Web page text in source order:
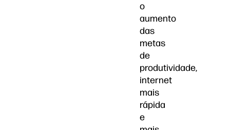
o
aumento
das
metas
de
produtividade,
internet
mais
rápida
e